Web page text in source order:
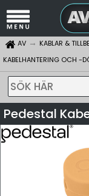
AV KABLAR &
KABELHANTERING OCH -
SÖK HÄR
Pedestal